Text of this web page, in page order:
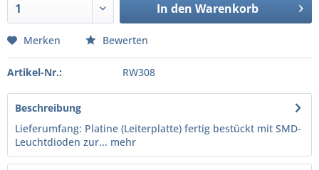
In den Warenkorb
Merken Bewerten
Artikel-Nr.: RW308
Beschreibung
Lieferumfang: Platine (Leiterplatte) fertig bestückt mit SMD-
Leuchtdioden zur... mehr